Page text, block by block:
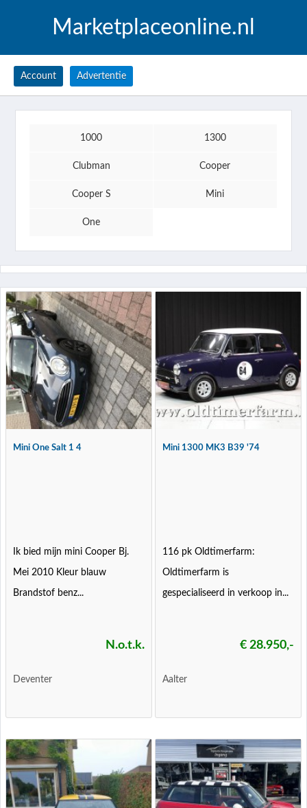
Marketplaceonline.nl
Account Advertentie
1000 1300
Clubman Cooper
Cooper S Mini
One
Mini One Salt 1 4
Ik bied mijn mini Cooper Bj.
Mei 2010 Kleur blauw
Brandstof benz...
N.o.t.k.
Deventer
Mini 1300 MK3 B39 '74
116 pk Oldtimerfarm:
Oldtimerfarm is
gespecialiseerd in verkoop in...
€ 28.950,-
Aalter